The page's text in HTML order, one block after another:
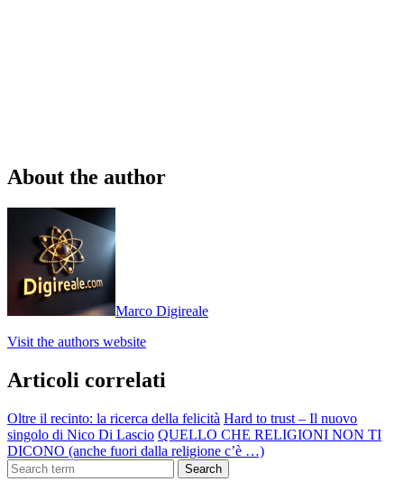
About the author
Marco Digireale
Visit the authors website
Articoli correlati
Oltre il recinto: la ricerca della felicità Hard to trust – Il nuovo
singolo di Nico Di Lascio QUELLO CHE RELIGIONI NON TI
DICONO (anche fuori dalla religione c’è …)
Search